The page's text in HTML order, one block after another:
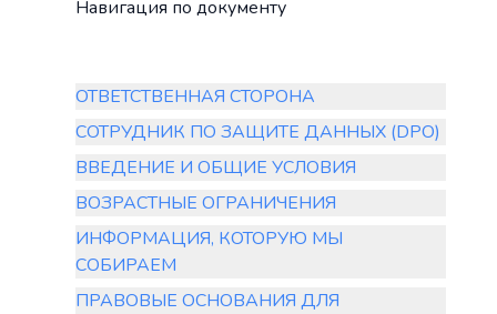
Навигация по документу
ОТВЕТСТВЕННАЯ СТОРОНА
СОТРУДНИК ПО ЗАЩИТЕ ДАННЫХ (DPO)
ВВЕДЕНИЕ И ОБЩИЕ УСЛОВИЯ
ВОЗРАСТНЫЕ ОГРАНИЧЕНИЯ
ИНФОРМАЦИЯ, КОТОРУЮ МЫ
СОБИРАЕМ
ПРАВОВЫЕ ОСНОВАНИЯ ДЛЯ